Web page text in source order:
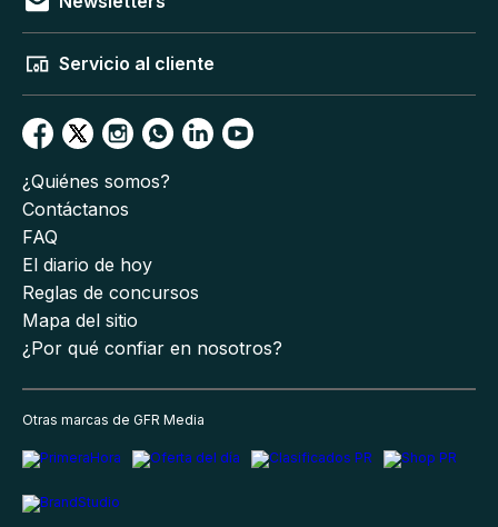
Servicio al cliente
¿Quiénes somos?
Contáctanos
FAQ
El diario de hoy
Reglas de concursos
Mapa del sitio
¿Por qué confiar en nosotros?
Otras marcas de GFR Media